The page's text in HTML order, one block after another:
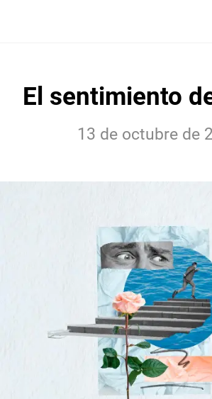
El sentimiento
13 de octubre de